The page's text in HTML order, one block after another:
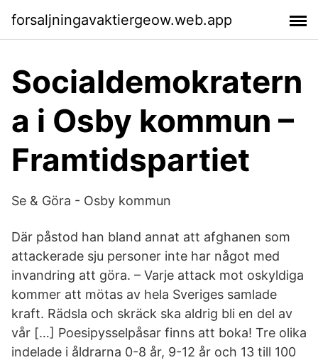
forsaljningavaktiergeow.web.app
Socialdemokratern
a i Osby kommun –
Framtidspartiet
Se & Göra - Osby kommun
Där påstod han bland annat att afghanen som
attackerade sju personer inte har något med
invandring att göra. – Varje attack mot oskyldiga
kommer att mötas av hela Sveriges samlade
kraft. Rädsla och skräck ska aldrig bli en del av
vår […] Poesipysselpåsar finns att boka! Tre olika
indelade i åldrarna 0-8 år, 9-12 år och 13 till 100